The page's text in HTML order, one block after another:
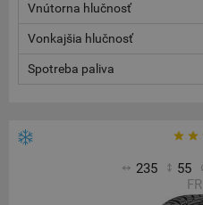
Vnútorna hlučnosť
Vonkajšia hlučnosť
Spotreba paliva
235 55
FR